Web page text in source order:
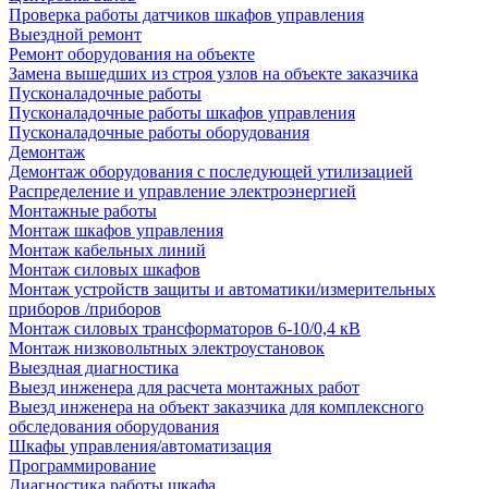
Проверка работы датчиков шкафов управления
Выездной ремонт
Ремонт оборудования на объекте
Замена вышедших из строя узлов на объекте заказчика
Пусконаладочные работы
Пусконаладочные работы шкафов управления
Пусконаладочные работы оборудования
Демонтаж
Демонтаж оборудования с последующей утилизацией
Распределение и управление электроэнергией
Монтажные работы
Монтаж шкафов управления
Монтаж кабельных линий
Монтаж силовых шкафов
Монтаж устройств защиты и автоматики/измерительных
приборов /приборов
Монтаж силовых трансформаторов 6-10/0,4 кВ
Монтаж низковольтных электроустановок
Выездная диагностика
Выезд инженера для расчета монтажных работ
Выезд инженера на объект заказчика для комплексного
обследования оборудования
Шкафы управления/автоматизация
Программирование
Диагностика работы шкафа